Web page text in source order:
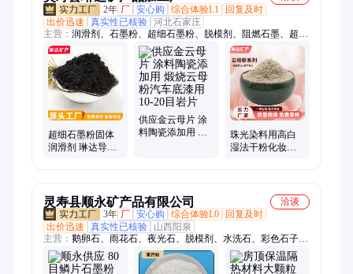
2年 厂 安心购 综合体验L1
回复及时
出价迅速
真实性已核验 河北石家庄
主营： 润滑剂、石墨粉、超细石墨粉、脱模剂、阻燃石墨、超细
石墨、高纯石墨、煅烧高岭土、耐火泥造纸、润滑石墨铅粉、合
成氟金云母粉、高岭土、种子包衣粉、麦饭石粉、白色电气石
粉、远红外粉、导电石墨粉、耐高温石墨粉、云母片、天然云母
片、耐高温云母片、透明云母片、云母板、沸石、沸石粉、麦饭
石颗粒
超细石墨粉固体
润滑剂 琳达导电
供应金云母片 涂
料陶瓷添加用 煅
珠光染料用高白
湿法干粉化妆品
灵寿县顺永矿产品有限公司
洽谈
3年 厂 安心购 综合体验L0
回复及时
出价迅速
真实性已核验
山西阳泉
主营： 鹅卵石、雨花石、夜光石、脱模剂、水洗石、彩色石子、
火山岩、烘干砂、石英砂、金刚砂、彩砂、鹅卵石切片、蘑菇
石、膨润土、面包石、高岭土、微硅粉、硅微粉、重钙粉、白云